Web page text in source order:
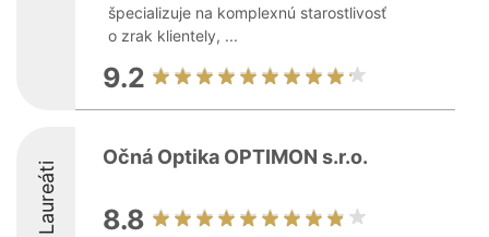
špecializuje na komplexnú starostlivosť
o zrak klientely, ...
9.2
Laureáti
Očná Optika OPTIMON s.r.o.
8.8